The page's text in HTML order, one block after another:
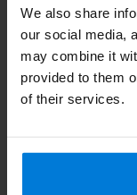
We also share
our social media,
may combine it
provided to them
of their services.
Meer
Als u vragen heeft
klantenservice. Of